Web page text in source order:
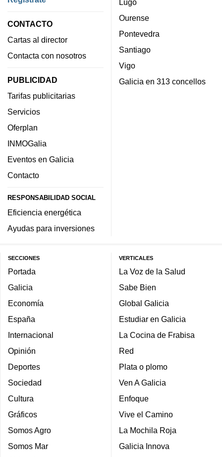
CONTACTO
Cartas al director
Contacta con nosotros
PUBLICIDAD
Tarifas publicitarias
Servicios
Oferplan
INMOGalia
Eventos en Galicia
Contacto
RESPONSABILIDAD SOCIAL
Eficiencia energética
Ayudas para inversiones
Lugo
Ourense
Pontevedra
Santiago
Vigo
Galicia en 313 concellos
SECCIONES
Portada
Galicia
Economía
España
Internacional
Opinión
Deportes
Sociedad
Cultura
Gráficos
Somos Agro
Somos Mar
VERTICALES
La Voz de la Salud
Sabe Bien
Global Galicia
Estudiar en Galicia
La Cocina de Frabisa
Red
Plata o plomo
Ven A Galicia
Enfoque
Vive el Camino
La Mochila Roja
Galicia Innova